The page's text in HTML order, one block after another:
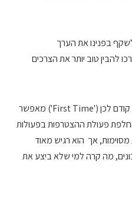
לשקף בפנינו את הערך
להבין טוב יותר את הצרכים
ה- Cohort Analysis הראשון שהוצג קודם לכן ('First Time') מאפשר
פעולת ההצטרפות בפעולות
אך הוא רגיש מאוד
מה קרה למי שלא ביצע את